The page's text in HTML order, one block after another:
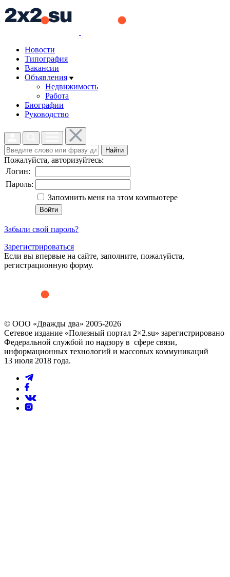
Новости
Типография
Вакансии
Объявления
Недвижимость
Работа
Биографии
Руководство
Найти
Пожалуйста, авторизуйтесь:
Логин:
Пароль:
Запомнить меня на этом компьютере
Забыли свой пароль?
Зарегистрироваться
Если вы впервые на сайте, заполните, пожалуйста,
регистрационную форму.
© ООО «Дважды два» 2005-2026
Сетевое издание «Полезный портал 2×2.su» зарегистрировано
Федеральной службой по надзору в сфере связи,
информационных технологий и массовых коммуникаций
13 июля 2018 года.